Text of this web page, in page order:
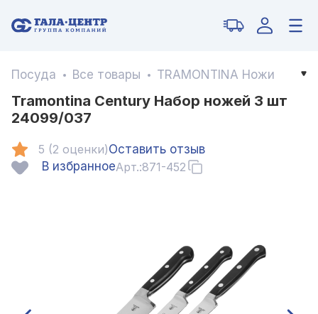
Посуда Все товары TRAMONTINA Ножи
Tramontina Century Набор ножей 3 шт
24099/037
5 (2 оценки)Оставить отзыв
В избранноеАрт.:871-452